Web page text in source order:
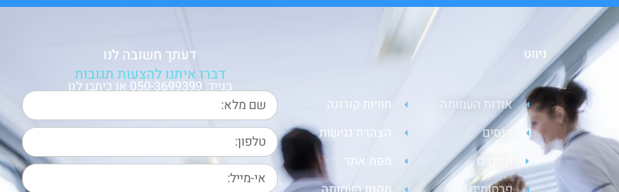
ניווט
אודות העמותה
כנסים
קורסים
חוויות קורונה
הצהרת נגישות
מפת אתר
דעתך חשובה לנו
דברו איתנו להצעות תגובות
בנייד: 050-3699399 או כיתבו לנו